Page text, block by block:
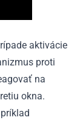
aktivácie
proti
na
okna.